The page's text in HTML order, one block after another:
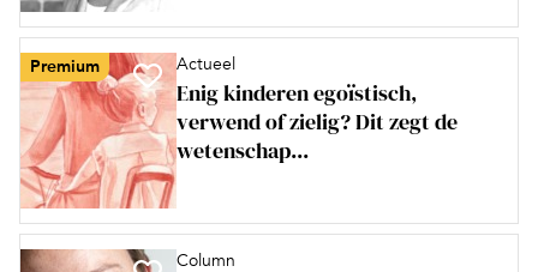
Premium Actueel
Enig kinderen egoïstisch,
verwend of zielig? Dit zegt de
wetenschap...
Column